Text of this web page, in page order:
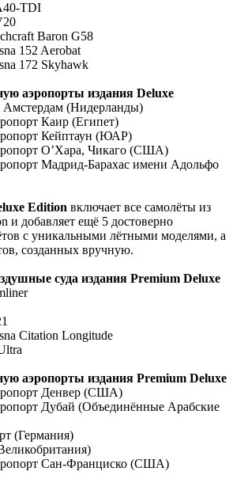
TDI
Baron G58
152 Aerobat
172 Skyhawk
аэропорты издания Deluxe
Амстердам (Нидерланды)
Каир (Египет)
Кейптаун (ЮАР)
О’Хара, Чикаго (США)
Мадрид-Барахас имени Адольфо
Edition включает все самолёты из
и добавляет ещё 5 достоверно
с уникальными лётными моделями, а
созданных вручную.
суда издания Premium Deluxe
Citation Longitude
аэропорты издания Premium Deluxe
Денвер (США)
Дубай (Объединённые Арабские
(Германия)
Сан-Франциско (США)